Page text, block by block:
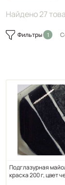
Найдено 27
Фильтры
Подглазурная
краска 200 г, цвет